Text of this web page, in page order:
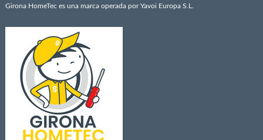
Girona HomeTec es una marca operada por Yavoi Europa S.L.